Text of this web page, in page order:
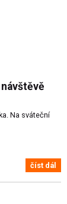
Na sváteční
číst dál